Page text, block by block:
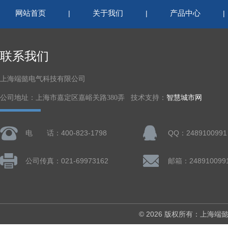
网站首页 | 关于我们 | 产品中心
联系我们
上海端懿电气科技有限公司
公司地址：上海市嘉定区嘉峪关路380弄 技术支持： 智慧城市网
电 话：400-823-1798 QQ：2489100991
公司传真：021-69973162 邮箱：
© 2026 版权所有：上海端